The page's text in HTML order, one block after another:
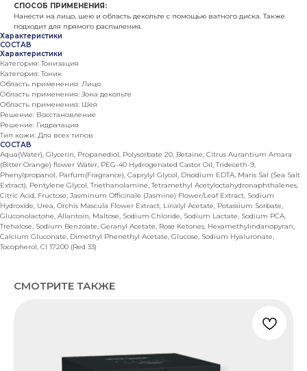
СПОСОБ ПРИМЕНЕНИЯ:
Нанести на лицо, шею и область декольте с помощью ватного диска. Также
подходит для прямого распыления.
Характеристики
СОСТАВ
Характеристики
Категория: Тонизация
Категория: Тоник
Область применения: Лицо
Область применения: Зона декольте
Область применения: Шея
Решение: Восстановление
Решение: Гидратация
Тип кожи: Для всех типов
СОСТАВ
Aqua(Water), Glycerin, Propanediol, Polysorbate 20, Betaine, Citrus Aurantium Amara
(Bitter Orange) flower Water, PEG-40 Hydrogenated Castor Oil, Trideceth-9,
Phenylpropanol, Parfum(Fragrance), Caprylyl Glycol, Disodium EDTA, Maris Sal (Sea Salt
Extract), Pentylene Glycol, Triethanolamine, Tetramethyl Acetyloctahydronaphthalenes,
Citric Acid, Fructose, Jasminum Officinale (Jasmine) Flower/Leaf Extract, Sodium
Hydroxide, Urea, Orchis Mascula Flower Extract, Linalyl Acetate, Potassium Sorbate,
Gluconolactone, Allantoin, Maltose, Sodium Chloride, Sodium Lactate, Sodium PCA,
Trehalose, Sodium Benzoate, Geranyl Acetate, Rose Ketones, Hexamethylindanopyran,
Calcium Gluconate, Dimethyl Phenethyl Acetate, Glucose, Sodium Hyaluronate,
Tocopherol, CI 17200 (Red 33)
СМОТРИТЕ ТАКЖЕ